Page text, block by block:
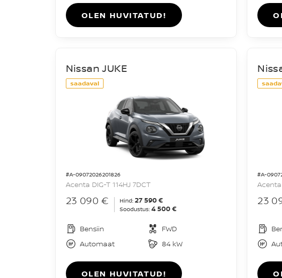
OLEN HUVITATUD!
saadaval
#A-09072026201826
Nissan JUKE
Acenta DIG-T 114HJ 7DCT
23 090 € Hind: 27 590 €
Soodustus: 4 500 €
Bensiin
FWD
Automaat
84 kW
OLEN HUVITATUD!
#A-
Acenta
23